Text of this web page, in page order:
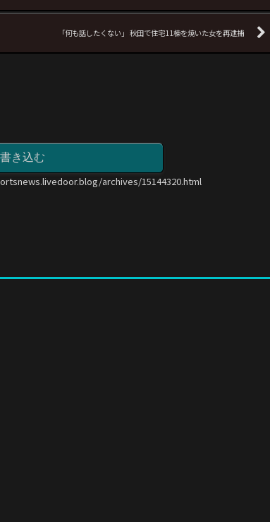
「何も話したくない」 秋田で住宅11棟を焼いた女を再逮捕
き込む
archives/15144320.html